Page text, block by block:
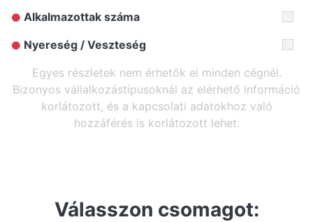
Alkalmazottak száma
Nyereség / Veszteség
Egyes részletek nem érhetők el minden cégnél.
Bizonyos vállalkozástípusoknál az elérhető információ
korlátozott, és a kapcsolati adatokhoz való
hozzáférés is korlátozott lehet.
Válasszon csomagot: